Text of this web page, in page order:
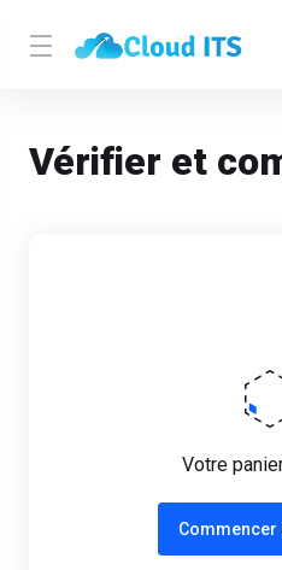
Vérifier et
Votre
Commencer